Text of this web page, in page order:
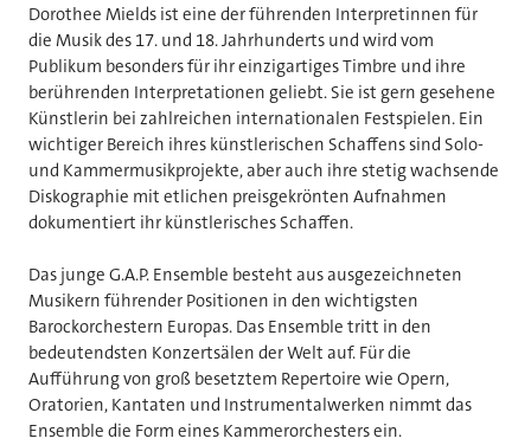
Dorothee Mields ist eine der führenden Interpretinnen für
die Musik des 17. und 18. Jahrhunderts und wird vom
Publikum besonders für ihr einzigartiges Timbre und ihre
berührenden Interpretationen geliebt. Sie ist gern gesehene
Künstlerin bei zahlreichen internationalen Festspielen. Ein
wichtiger Bereich ihres künstlerischen Schaffens sind Solo-
und Kammermusikprojekte, aber auch ihre stetig wachsende
Diskographie mit etlichen preisgekrönten Aufnahmen
dokumentiert ihr künstlerisches Schaffen.
Das junge G.A.P. Ensemble besteht aus ausgezeichneten
Musikern führender Positionen in den wichtigsten
Barockorchestern Europas. Das Ensemble tritt in den
bedeutendsten Konzertsälen der Welt auf. Für die
Aufführung von groß besetztem Repertoire wie Opern,
Oratorien, Kantaten und Instrumentalwerken nimmt das
Ensemble die Form eines Kammerorchesters ein.